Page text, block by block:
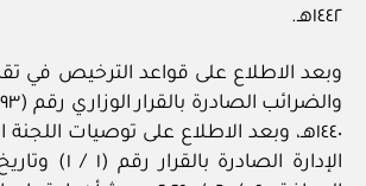
١٤٤٢هـ.
وبعد الاطلاع على قواعد الترخيص في
١٤٤٠هـ، وبعد الاطلاع على توصيات